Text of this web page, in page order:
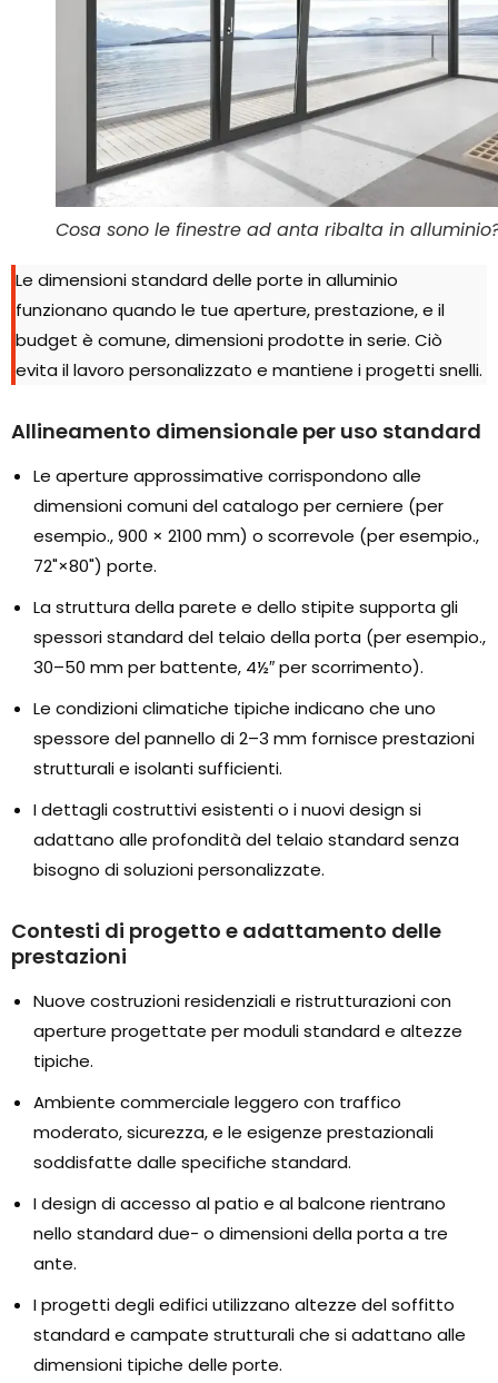
Cosa sono le finestre ad anta ribalta in
Le dimensioni standard delle porte in alluminio
funzionano quando le tue aperture, prestazione, e il
budget è comune, dimensioni prodotte in serie. Ciò
evita il lavoro personalizzato e mantiene i progetti snelli.
Allineamento dimensionale per uso standard
Le aperture approssimative corrispondono alle
dimensioni comuni del catalogo per cerniere (per
esempio., 900 × 2100 mm) o scorrevole (per esempio.,
72"×80") porte.
La struttura della parete e dello stipite supporta gli
spessori standard del telaio della porta (per esempio.,
30–50 mm per battente, 4½″ per scorrimento).
Le condizioni climatiche tipiche indicano che uno
spessore del pannello di 2–3 mm fornisce prestazioni
strutturali e isolanti sufficienti.
I dettagli costruttivi esistenti o i nuovi design si
adattano alle profondità del telaio standard senza
bisogno di soluzioni personalizzate.
Contesti di progetto e adattamento delle
prestazioni
Nuove costruzioni residenziali e ristrutturazioni con
aperture progettate per moduli standard e altezze
tipiche.
Ambiente commerciale leggero con traffico
moderato, sicurezza, e le esigenze prestazionali
soddisfatte dalle specifiche standard.
I design di accesso al patio e al balcone rientrano
nello standard due- o dimensioni della porta a tre
ante.
I progetti degli edifici utilizzano altezze del soffitto
standard e campate strutturali che si adattano alle
dimensioni tipiche delle porte.